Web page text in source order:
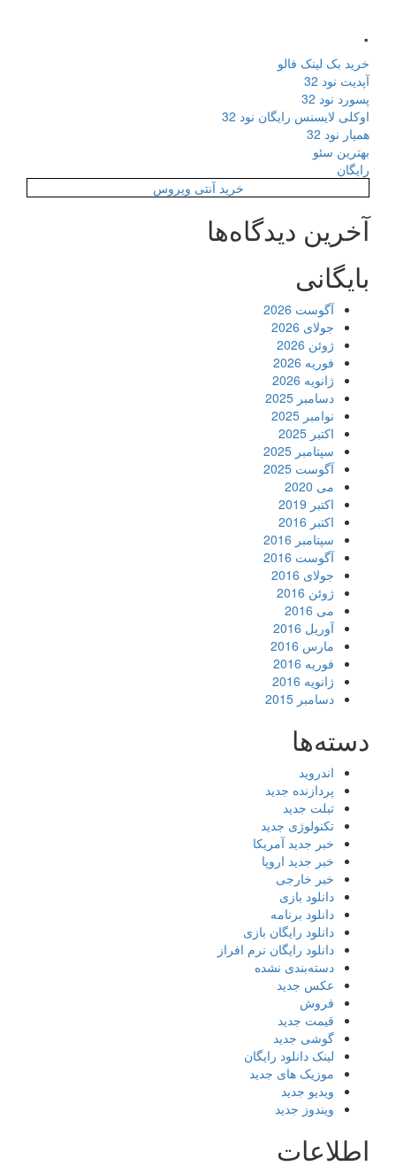
.
خرید بک لینک فالو
آپدیت نود 32
پسورد نود 32
اوکلی لایسنس رایگان نود 32
همیار نود 32
بهترین سئو
رایگان
خرید آنتی ویروس
آخرین دیدگاه‌ها
بایگانی
آگوست 2026
جولای 2026
ژوئن 2026
فوریه 2026
ژانویه 2026
دسامبر 2025
نوامبر 2025
اکتبر 2025
سپتامبر 2025
آگوست 2025
می 2020
اکتبر 2019
اکتبر 2016
سپتامبر 2016
آگوست 2016
جولای 2016
ژوئن 2016
می 2016
آوریل 2016
مارس 2016
فوریه 2016
ژانویه 2016
دسامبر 2015
دسته‌ها
اندروید
پردازنده جدید
تبلت جدید
تکنولوژی جدید
خبر جدید آمریکا
خبر جدید اروپا
خبر خارجی
دانلود بازی
دانلود برنامه
دانلود رایگان بازی
دانلود رایگان نرم افراز
دسته‌بندی نشده
عکس جدید
فروش
قیمت جدید
گوشی جدید
لینک دانلود رایگان
موزیک های جدید
ویدیو جدید
ویندوز جدید
اطلاعات